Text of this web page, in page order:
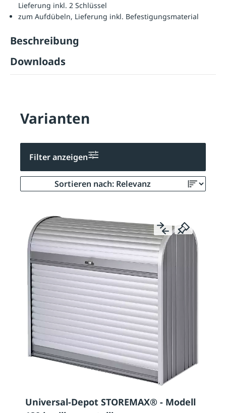
Lieferung inkl. 2 Schlüssel
zum Aufdübeln, Lieferung inkl. Befestigungsmaterial
Beschreibung
Downloads
Varianten
Filter anzeigen
Universal-Depot STOREMAX® - Modell